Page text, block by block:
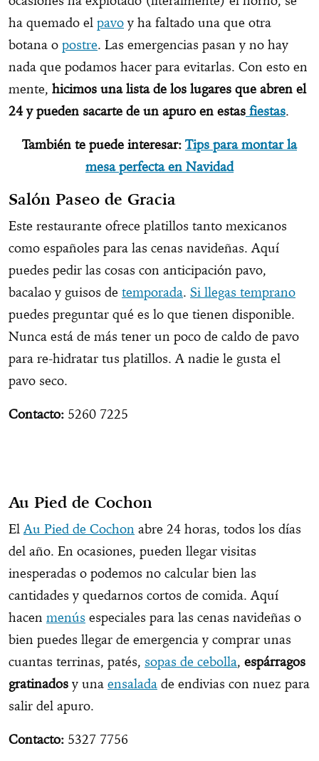
ha quemado el pavo y ha faltado una que otra
botana o postre. Las emergencias pasan y no hay
nada que podamos hacer para evitarlas. Con esto en
mente, hicimos una lista de los lugares que abren el
24 y pueden sacarte de un apuro en estas fiestas.
También te puede interesar:Tips para montar la
mesa perfecta en Navidad
Salón Paseo de Gracia
Este restaurante ofrece platillos tanto mexicanos
como españoles para las cenas navideñas. Aquí
puedes pedir las cosas con anticipación pavo,
bacalao y guisos de temporada. Si llegas temprano
puedes preguntar qué es lo que tienen disponible.
Nunca está de más tener un poco de caldo de pavo
para re-hidratar tus platillos. A nadie le gusta el
pavo seco.
Contacto: 5260 7225
Au Pied de Cochon
ElAu Pied de Cochon abre 24 horas, todos los días
del año. En ocasiones, pueden llegar visitas
inesperadas o podemos no calcular bien las
cantidades y quedarnos cortos de comida. Aquí
hacen menús especiales para las cenas navideñas o
bien puedes llegar de emergencia y comprar unas
cuantas terrinas, patés, sopas de cebolla, espárragos
gratinados y una ensalada de endivias con nuez para
salir del apuro.
Contacto: 5327 7756